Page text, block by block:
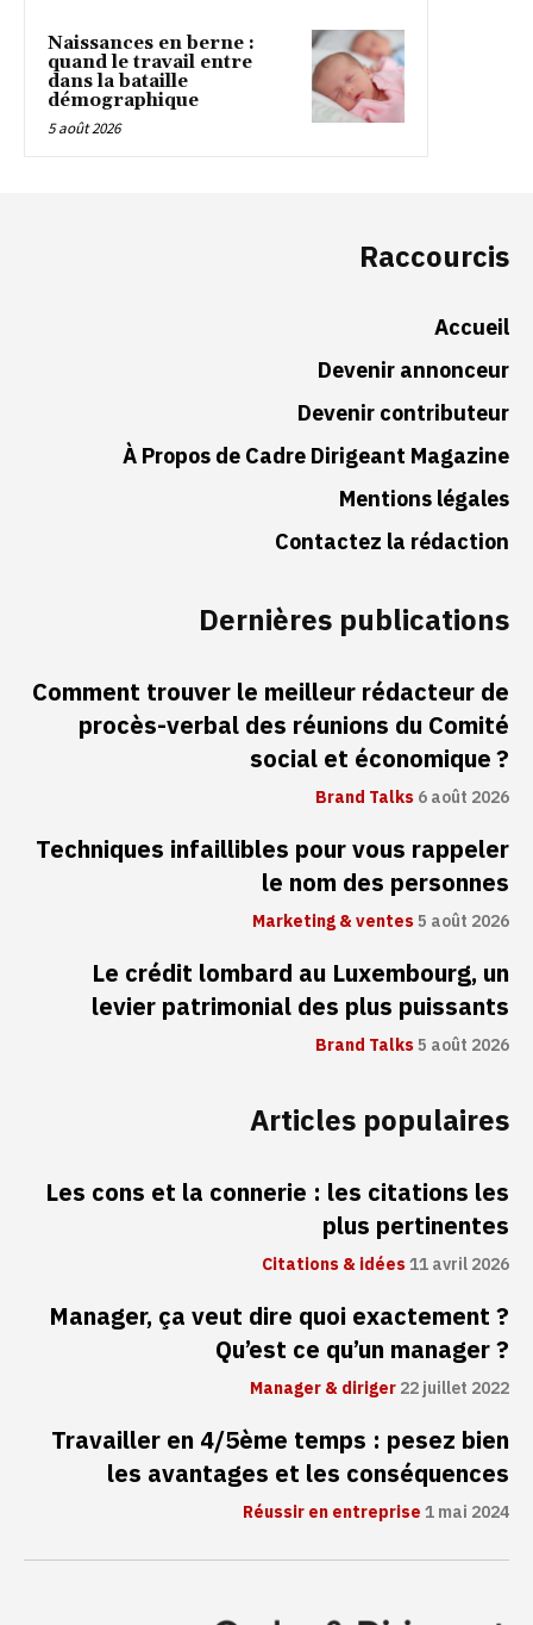
Naissances en berne :
quand le travail entre
dans la bataille
démographique
5 août 2026
Raccourcis
Accueil
Devenir annonceur
Devenir contributeur
À Propos de Cadre Dirigeant Magazine
Mentions légales
Contactez la rédaction
Dernières publications
Comment trouver le meilleur rédacteur de
procès-verbal des réunions du Comité
social et économique ?
Brand Talks6 août 2026
Techniques infaillibles pour vous rappeler
le nom des personnes
Marketing & ventes5 août 2026
Le crédit lombard au Luxembourg, un
levier patrimonial des plus puissants
Brand Talks5 août 2026
Articles populaires
Les cons et la connerie : les citations les
plus pertinentes
Citations & idées11 avril 2026
Manager, ça veut dire quoi exactement ?
Qu’est ce qu’un manager ?
Manager & diriger22 juillet 2022
Travailler en 4/5ème temps : pesez bien
les avantages et les conséquences
Réussir en entreprise1 mai 2024